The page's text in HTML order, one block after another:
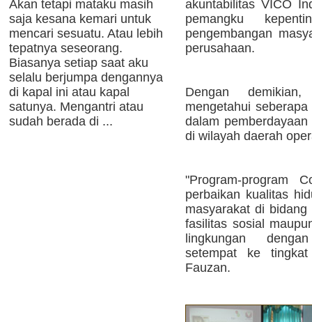
Akan tetapi mataku masih
saja kesana kemari untuk
mencari sesuatu. Atau lebih
tepatnya seseorang.
Biasanya setiap saat aku
selalu berjumpa dengannya
di kapal ini atau kapal
satunya. Mengantri atau
sudah berada di ...
akuntabilitas VICO
pemangku
pengembangan
perusahaan.
Dengan
mengetahui
dalam
di wilayah daerah
"Program-program
perbaikan kualitas
masyarakat di
fasilitas sosial
lingkungan
setempat ke
Fauzan.